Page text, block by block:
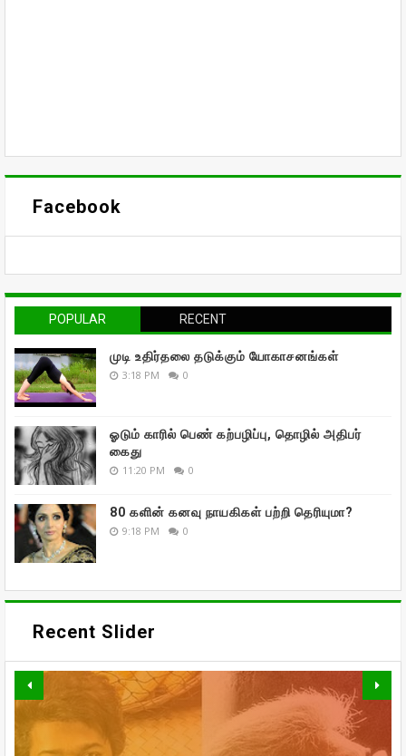
Facebook
POPULAR RECENT
முடி உதிர்தலை தடுக்கும் யோகாசனங்கள்
3:18 PM 0
ஓடும் காரில் பெண் கற்பழிப்பு, தொழில் அதிபர்
கைது
11:20 PM 0
80 களின் கனவு நாயகிகள் பற்றி தெரியுமா?
9:18 PM 0
Recent Slider